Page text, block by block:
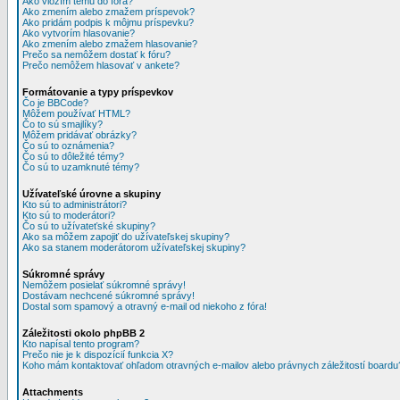
Ako zmením alebo zmažem príspevok?
Ako pridám podpis k môjmu príspevku?
Ako vytvorím hlasovanie?
Ako zmením alebo zmažem hlasovanie?
Prečo sa nemôžem dostať k fóru?
Prečo nemôžem hlasovať v ankete?
Formátovanie a typy príspevkov
Čo je BBCode?
Môžem používať HTML?
Čo to sú smajlíky?
Môžem pridávať obrázky?
Čo sú to oznámenia?
Čo sú to dôležité témy?
Čo sú to uzamknuté témy?
Užívateľské úrovne a skupiny
Kto sú to administrátori?
Kto sú to moderátori?
Čo sú to užívateťské skupiny?
Ako sa môžem zapojiť do užívateľskej skupiny?
Ako sa stanem moderátorom užívateľskej skupiny?
Súkromné správy
Nemôžem posielať súkromné správy!
Dostávam nechcené súkromné správy!
Dostal som spamový a otravný e-mail od niekoho z fóra!
Záležitosti okolo phpBB 2
Kto napísal tento program?
Prečo nie je k dispozícií funkcia X?
Koho mám kontaktovať ohľadom otravných e-mailov alebo právnych záležitostí
Attachments